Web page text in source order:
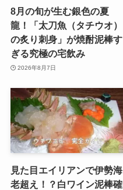
8月の旬が生む銀色の夏
龍！「太刀魚（タチウオ）
の炙り刺身」が焼酎泥棒す
ぎる究極の宅飲み
2026年8月7日
見た目エイリアンで伊勢海
老超え！？白ワイン泥棒確